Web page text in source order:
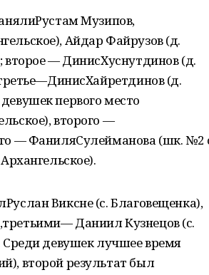
Музипов,
Айдар Файрузов (д.
второе — ДинисХуснутдинов (д.
(д.
первого место
второго —
— ФаниляСулейманова (шк. №2
Виксне (с. Благовещенка),
Даниил Кузнецов (с.
Среди девушек лучшее время
второй результат был